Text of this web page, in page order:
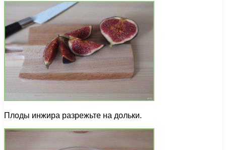
Плоды инжира разрежьте на дольки.